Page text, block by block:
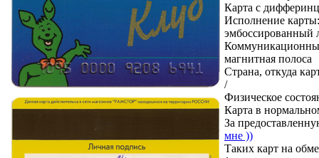
Карта с
Исполнение карты:
эмбоссированный
магнитная полоса
Страна, откуда
/
Физическое
Карта в
За
мне ))
Таких карт на